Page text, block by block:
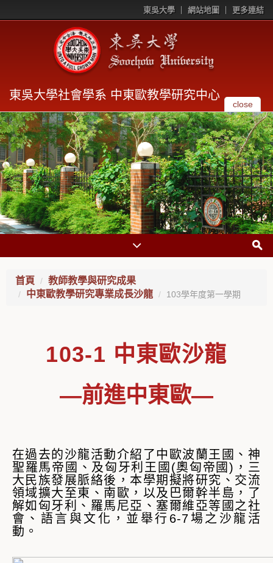
東吳大學 網站地圖 更多連結
東吳大學社會學系 中東歐教學研究中心
close
首頁
教師教學與研究成果
中東歐教學研究專業成長沙龍
103學年度第一學期
103-1 中東歐沙龍
—前進中東歐—
在過去的沙龍活動介紹了中歐波蘭王國、神
聖羅馬帝國、及匈牙利王國(奧匈帝國)，三
大民族發展脈絡後，本學期擬將研究、交流
領域擴大至東、南歐，以及巴爾幹半島，了
解如匈牙利、羅馬尼亞、塞爾維亞等國之社
會、語言與文化，並舉行6-7場之沙龍活
動。